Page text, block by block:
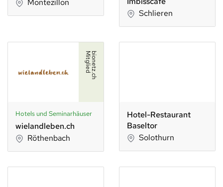
Montezillon
Schlieren
b
i
o
n
e
t
z
.
c
h
M
i
t
g
l
i
e
d
Hotels und Seminarhäuser
wielandleben.ch
Röthenbach
Hotel-Restaurant
Baseltor
Solothurn